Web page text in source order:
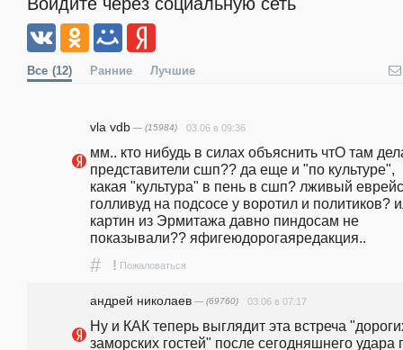
Войдите через социальную сеть
Все (12) Ранние Лучшие
vla vdb — (15984) 03.06 в 09:36
мм.. кто нибудь в силах объяснить чтО там
представители сшп?? да еще и "по культуре",
какая "культура" в пень в сшп? лживый
голливуд на подсосе у воротил и политиков?
картин из Эрмитажа давно пиндосам не
показывали?? яфигеюдорогаяредакция..
# ! Пожаловаться
андpeй николаев — (69760) 03.06 в 07:17
Ну и КАК теперь выглядит эта встреча
заморских гостей" после сегодняшнего удара